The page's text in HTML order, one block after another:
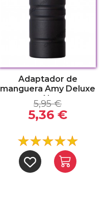
Adaptador de
manguera Amy Deluxe
Alu
5,95 €
5,36 €